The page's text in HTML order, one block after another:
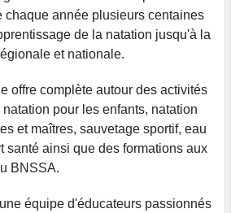
chaque année plusieurs centaines
de la natation jusqu'à la
et nationale.
offre complète autour des activités
pour les enfants, natation
et maîtres, sauvetage sportif, eau
santé ainsi que des formations aux
BNSSA.
équipe d'éducateurs passionnés